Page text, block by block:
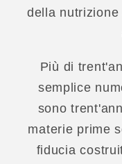
della
Più di
semplice
sono
materie prime
fiducia